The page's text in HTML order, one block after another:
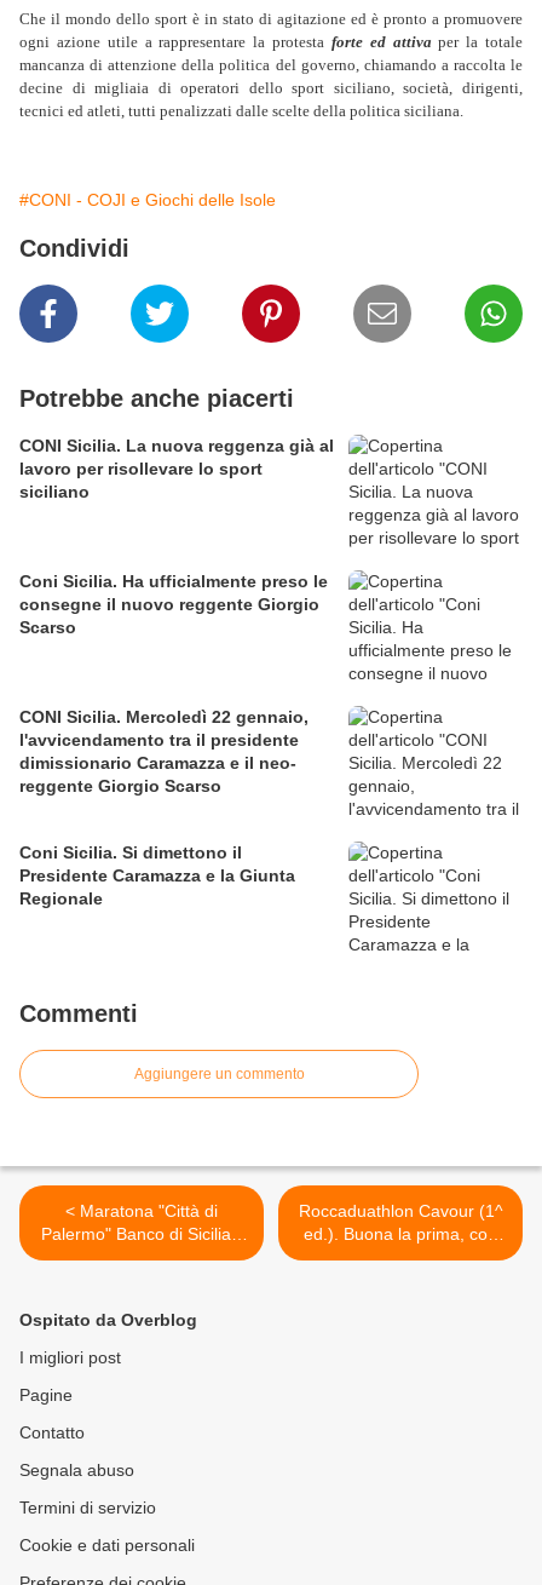
Che il mondo dello sport è in stato di agitazione ed è pronto a promuovere
ogni azione utile a rappresentare la protesta forte ed attiva per la totale
mancanza di attenzione della politica del governo, chiamando a raccolta le
decine di migliaia di operatori dello sport siciliano, società, dirigenti,
tecnici ed atleti, tutti penalizzati dalle scelte della politica siciliana.
#CONI - COJI e Giochi delle Isole
Condividi
Potrebbe anche piacerti
CONI Sicilia. La nuova reggenza già al
lavoro per risollevare lo sport
siciliano
Coni Sicilia. Ha ufficialmente preso le
consegne il nuovo reggente Giorgio
Scarso
CONI Sicilia. Mercoledì 22 gennaio,
l'avvicendamento tra il presidente
dimissionario Caramazza e il neo-
reggente Giorgio Scarso
Coni Sicilia. Si dimettono il
Presidente Caramazza e la Giunta
Regionale
Commenti
Aggiungere un commento
< Maratona "Città di
Palermo" Banco di Sicilia -
Unicredit Group 2013 (19^
l'ennesima vittoria di questa
stagione
Roccaduathlon Cavour (1^
ed.). Buona la prima, con
un caldo sole ad accogliere
Ospitato da Overblog
I migliori post
Pagine
Contatto
Segnala abuso
Termini di servizio
Cookie e dati personali